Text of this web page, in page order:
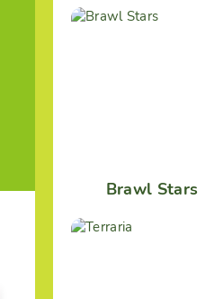
Brawl Stars